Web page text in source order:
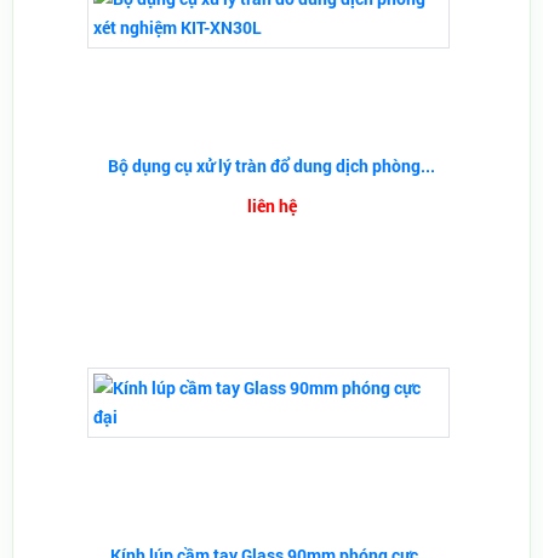
Bộ dụng cụ xử lý tràn đổ dung dịch phòng...
liên hệ